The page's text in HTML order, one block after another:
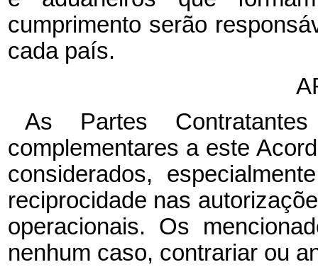
cumprimento serão
cada país.
As Partes
complementares a este
considerados,
reciprocidade nas
operacionais. Os
nenhum caso, contrariar ou